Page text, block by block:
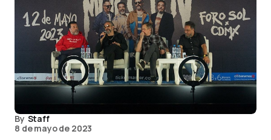
By Staff
8 de mayo de 2023